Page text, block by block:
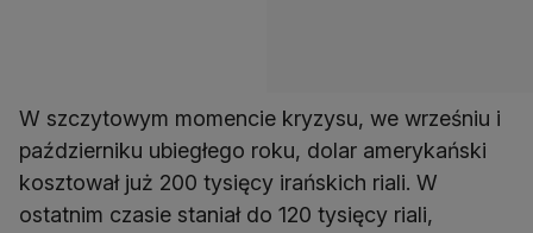
W szczytowym momencie kryzysu, we wrześniu i
październiku ubiegłego roku, dolar amerykański
kosztował już 200 tysięcy irańskich riali. W
ostatnim czasie staniał do 120 tysięcy riali,